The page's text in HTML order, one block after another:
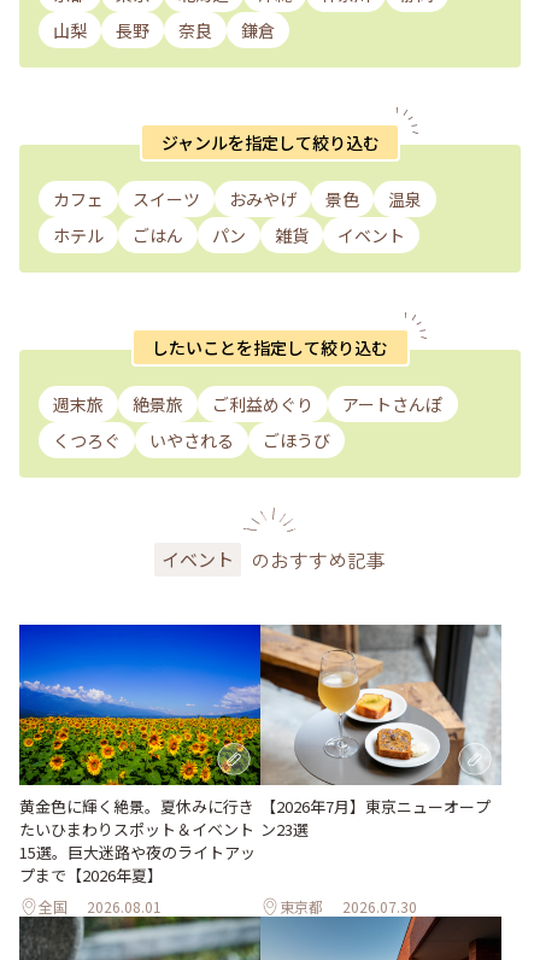
山梨
長野 奈良 鎌倉
ジャンルを指定して絞り込む
カフェ スイーツ おみやげ 景色
温泉
ホテル
ごはん パン 雑貨 イベント
したいことを指定して絞り込む
週末旅 絶景旅 ご利益めぐり
アートさんぽ
くつろぐ
いやされる ごほうび
イベント のおすすめ記事
黄金色に輝く絶景。夏休みに行き
たいひまわりスポット＆イベント
15選。巨大迷路や夜のライトアッ
プまで【2026年夏】
全国 2026.08.01
【2026年7月】東京ニューオープ
ン23選
東京都 2026.07.30